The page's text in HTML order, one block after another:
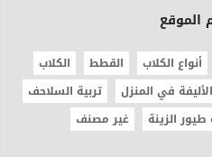
الموقع
أنواع الكلاب القطط
الكلاب
في المنزل
تربية السلاحف
طيور الزينة غير مصنف